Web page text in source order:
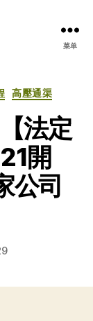
菜单
高壓通渠
法定
開
公司